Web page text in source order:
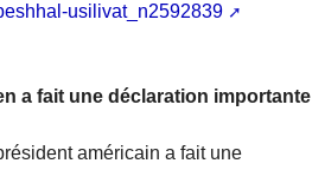
usilivat_n2592839
a fait une déclaration importante
américain a fait une